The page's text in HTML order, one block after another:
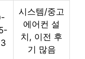
시스템/중고
에어컨 설
치, 이전 후
기 많음